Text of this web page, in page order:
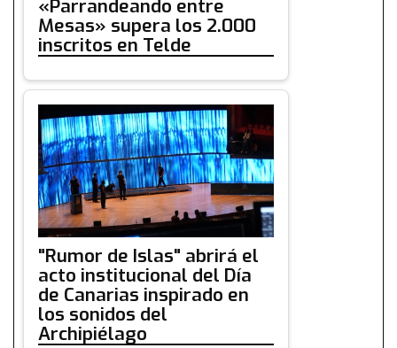
«Parrandeando entre
Mesas» supera los 2.000
inscritos en Telde
"Rumor de Islas" abrirá el
acto institucional del Día
de Canarias inspirado en
los sonidos del
Archipiélago